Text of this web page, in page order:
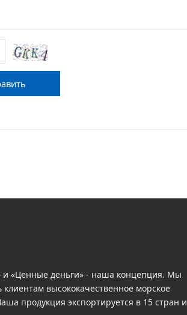
и «Ценные деньги» - наша концепция. Мы
клиентам высококачественное морское
продукция экспортируется в 15 стран и